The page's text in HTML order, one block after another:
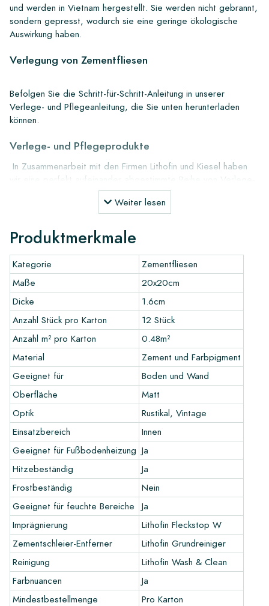
und werden in Vietnam hergestellt. Sie werden nicht gebrannt,
sondern gepresst, wodurch sie eine geringe ökologische
Auswirkung haben.
Verlegung von Zementfliesen
Befolgen Sie die Schritt-für-Schritt-Anleitung in unserer
Verlege- und Pflegeanleitung, die Sie unten herunterladen
können.
Verlege- und Pflegeprodukte
In Zusammenarbeit mit den Firmen Lithofin und Kiesel haben
wir eine perfekt aufeinander abgestimmte Reihe von Verlege-
und Pflegeartikeln für unsere Zementfliesen entwickelt. Diese
Produkte können Sie bei uns bestellen. Alle Informationen zu
Bestellung, Lieferung und Versand
Wir können aus unserem umfangreichen Lager innerhalb von 4
bis 5 Werktagen in ganz Europa liefern. Bei
maßgeschneiderten Projekten werden Lieferzeiten und
Versand immer individuell abgesprochen. Normalerweise
liefern wir mit renommierten Speditionen, aber Sie können die
Fliesen auch selbst in unserem Lager in Alkmaar oder unserer
Ausstellung in Breda abholen. Rücksendungen von Fliesen
werden nur in unbeschädigten, ungeöffneten Kartons und auf
eigene Kosten akzeptiert.
Musterbestellung
Um einen guten Eindruck von unseren Produkten zu bekommen,
empfehlen wir immer, vorab einige Beispiele/Muster zu
bestellen. Die Kosten für die Muster werden
selbstverständlich bei einer möglichen Bestellung verrechnet.
Gestalten Sie Ihre eigene Fliese
Möchten Sie eine Fliese gestalten, die perfekt zu den
anderen Farben in Ihrem Interieur passt? Besuchen Sie unser
Designprogramm über diesen Link und lassen Sie Ihrer
Kreativität freien Lauf.
Garantie
Weiter lesen
Produktmerkmale
Kategorie
Zementfliesen
Maße
20x20cm
Dicke
1.6cm
Anzahl Stück pro Karton
12 Stück
Anzahl m² pro Karton
0.48m²
Material
Zement und Farbpigment
Geeignet für
Boden und Wand
Oberfläche
Matt
Optik
Rustikal, Vintage
Einsatzbereich
Innen
Geeignet für Fußbodenheizung Ja
Hitzebeständig
Ja
Frostbeständig
Nein
Geeignet für feuchte Bereiche
Ja
Imprägnierung
Lithofin Fleckstop W
Zementschleier-Entferner
Lithofin Grundreiniger
Reinigung
Lithofin Wash & Clean
Farbnuancen
Ja
Mindestbestellmenge
Pro Karton